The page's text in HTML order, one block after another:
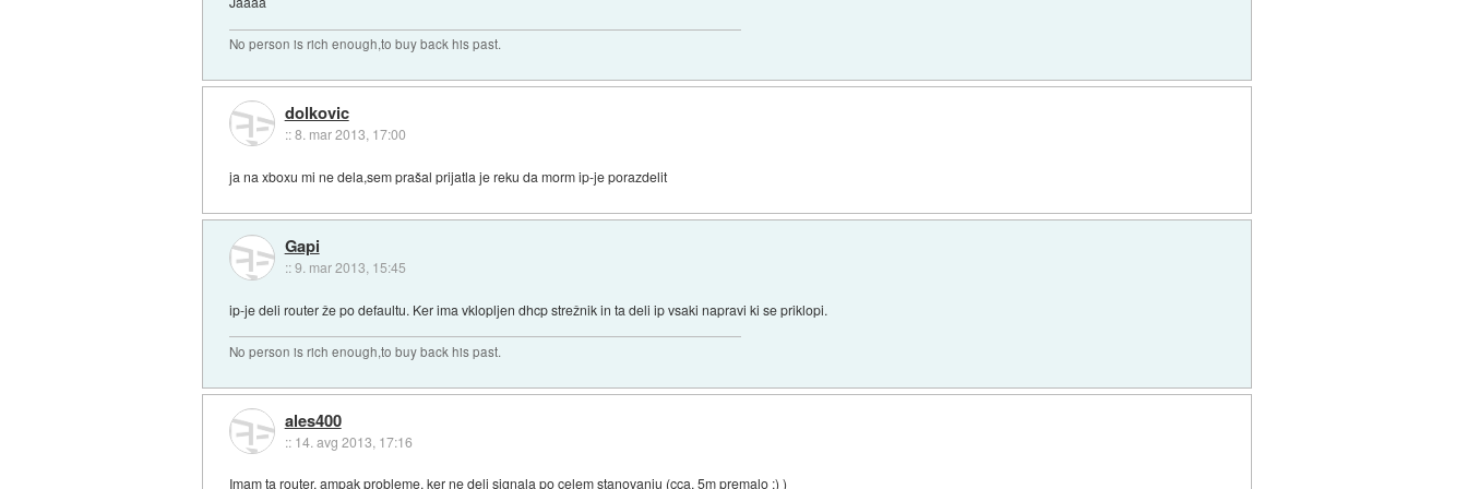
No person is rich enough,to buy back his past.
dolkovic
::8. mar 2013, 17:00
ja na xboxu mi ne dela,sem prašal prijatla je reku da morm ip-je porazdelit
Gapi
::9. mar 2013, 15:45
ip-je deli router že po defaultu. Ker ima vklopljen dhcp strežnik in ta deli ip vsaki napravi ki se priklopi.
No person is rich enough,to buy back his past.
ales400
:: 14. avg 2013, 17:16
Imam ta router, ampak probleme, ker ne deli signala po celem stanovanju (cca. 5m premalo :) )